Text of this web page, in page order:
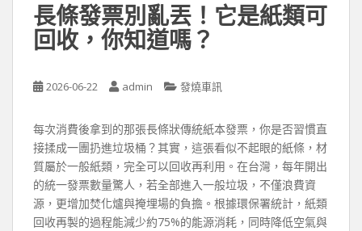
長條發票別亂丟！它是紙類可
回收，你知道嗎？
2026-06-22 admin 發燒車訊
每次消費後拿到的那張長條狀傳統紙本發票，你是否習慣直
接揉成一團扔進垃圾桶？其實，這張看似不起眼的紙條，材
質屬於一般紙類，完全可以回收再利用。在台灣，每年開出
的統一發票數量驚人，若全部進入一般垃圾，不僅浪費資
源，更增加焚化爐與掩埋場的負擔。根據環保署統計，紙類
回收再製的過程能減少約75%的能源消耗，同時降低空氣與